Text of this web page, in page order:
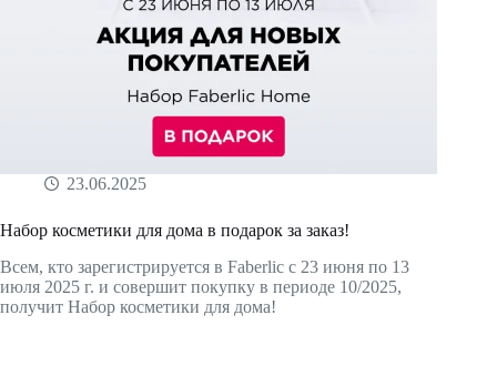
23.06.2025
Набор косметики для дома в подарок за заказ!
Всем, кто зарегистрируется в Faberlic с 23 июня по 13
июля 2025 г. и совершит покупку в периоде 10/2025,
получит Набор косметики для дома!